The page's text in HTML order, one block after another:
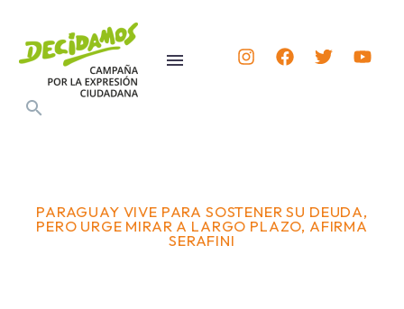
PARAGUAY VIVE PARA SOSTENER SU DEUDA,
PERO URGE MIRAR A LARGO PLAZO, AFIRMA
SERAFINI